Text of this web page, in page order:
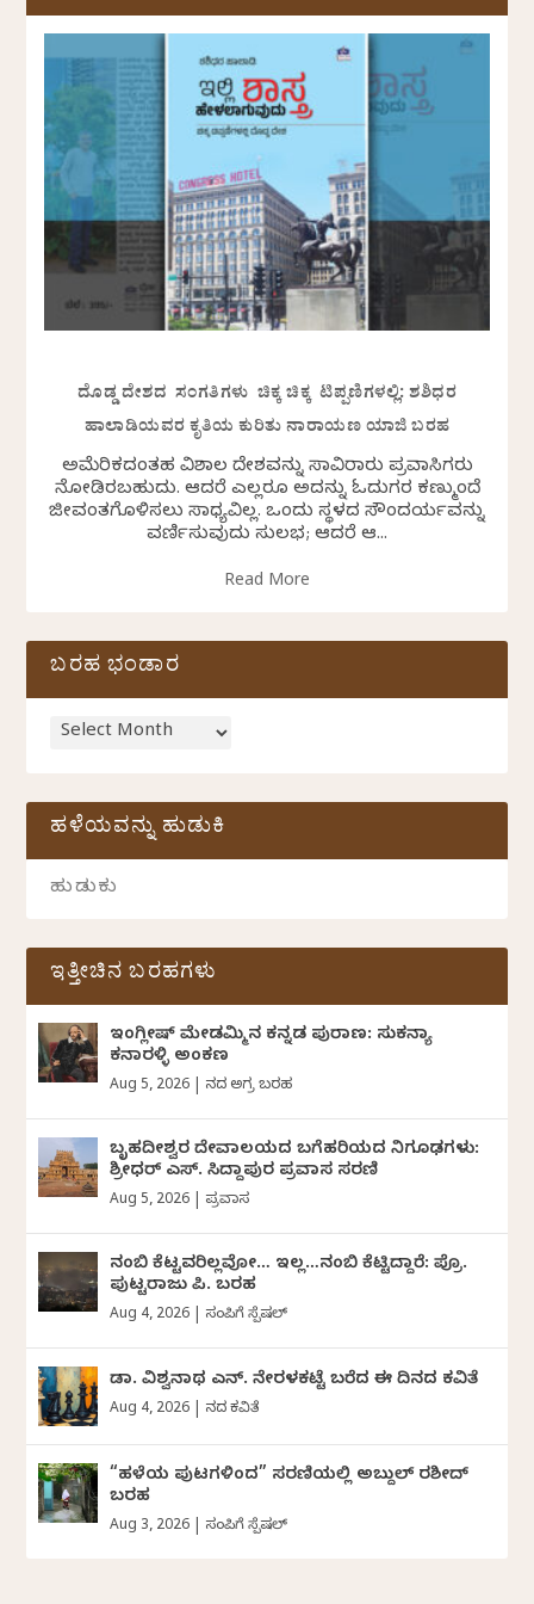
ದೊಡ್ಡ ದೇಶದ ಸಂಗತಿಗಳು ಚಿಕ್ಕ ಚಿಕ್ಕ ಟಿಪ್ಪಣಿಗಳಲ್ಲಿ: ಶಶಿಧರ
ಹಾಲಾಡಿಯವರ ಕೃತಿಯ ಕುರಿತು ನಾರಾಯಣ ಯಾಜಿ ಬರಹ
ಅಮೆರಿಕದಂತಹ ವಿಶಾಲ ದೇಶವನ್ನು ಸಾವಿರಾರು ಪ್ರವಾಸಿಗರು
ನೋಡಿರಬಹುದು. ಆದರೆ ಎಲ್ಲರೂ ಅದನ್ನು ಓದುಗರ ಕಣ್ಮುಂದೆ
ಜೀವಂತಗೊಳಿಸಲು ಸಾಧ್ಯವಿಲ್ಲ. ಒಂದು ಸ್ಥಳದ ಸೌಂದರ್ಯವನ್ನು
ವರ್ಣಿಸುವುದು ಸುಲಭ; ಆದರೆ ಆ...
Read More
ಬರಹ ಭಂಡಾರ
ಹಳೆಯವನ್ನು ಹುಡುಕಿ
ಇತ್ತೀಚಿನ ಬರಹಗಳು
ಇಂಗ್ಲೀಷ್ ಮೇಡಮ್ಮಿನ ಕನ್ನಡ ಪುರಾಣ: ಸುಕನ್ಯಾ
ಕನಾರಳ್ಳಿ ಅಂಕಣ
Aug 5, 2026 ದಿನದ ಅಗ್ರ ಬರಹ
ಬೃಹದೀಶ್ವರ ದೇವಾಲಯದ ಬಗೆಹರಿಯದ ನಿಗೂಢಗಳು:
ಶ್ರೀಧರ್‌ ಎಸ್.‌ ಸಿದ್ದಾಪುರ ಪ್ರವಾಸ ಸರಣಿ
Aug 5, 2026 ಪ್ರವಾಸ
ನಂಬಿ ಕೆಟ್ಟವರಿಲ್ಲವೋ… ಇಲ್ಲ…ನಂಬಿ ಕೆಟ್ಟಿದ್ದಾರೆ: ಪ್ರೊ.
ಪುಟ್ಟರಾಜು ಪಿ. ಬರಹ
Aug 4, 2026 ಸಂಪಿಗೆ ಸ್ಪೆಷಲ್
ಡಾ. ವಿಶ್ವನಾಥ ಎನ್.‌ ನೇರಳಕಟ್ಟೆ ಬರೆದ ಈ ದಿನದ ಕವಿತೆ
Aug 4, 2026 ದಿನದ ಕವಿತೆ
“ಹಳೆಯ ಪುಟಗಳಿಂದ” ಸರಣಿಯಲ್ಲಿ ಅಬ್ದುಲ್‌ ರಶೀದ್‌
ಬರಹ
Aug 3, 2026 ಸಂಪಿಗೆ ಸ್ಪೆಷಲ್